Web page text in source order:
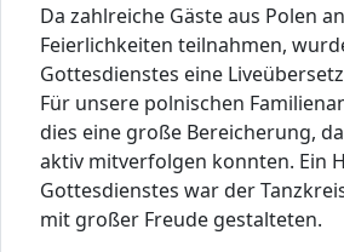
Da zahlreiche Gäste aus Polen
Feierlichkeiten teilnahmen,
Gottesdienstes eine
Für unsere polnischen
dies eine große Bereicherung,
aktiv mitverfolgen konnten. Ein
Gottesdienstes war der
mit großer Freude gestalteten.